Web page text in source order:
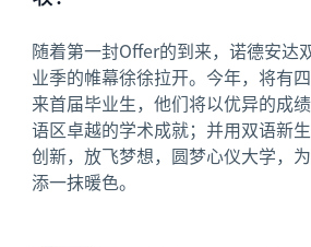
随着第一封Offer的到来，诺德安达
业季的帷幕徐徐拉开。今年，将有
来首届毕业生，他们将以优异的成
语区卓越的学术成就；并用双语新
创新，放飞梦想，圆梦心仪大学，
添一抹暖色。